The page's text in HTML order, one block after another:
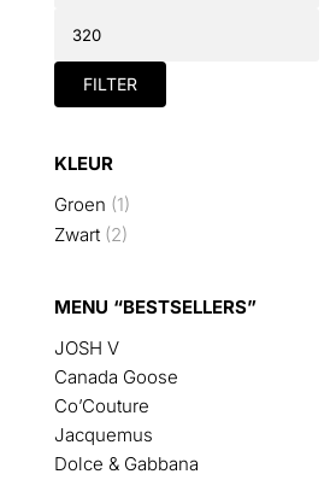
prijs
FILTER
KLEUR
Groen (1)
Zwart (2)
MENU “BESTSELLERS”
JOSH V
Canada Goose
Co’Couture
Jacquemus
Dolce & Gabbana